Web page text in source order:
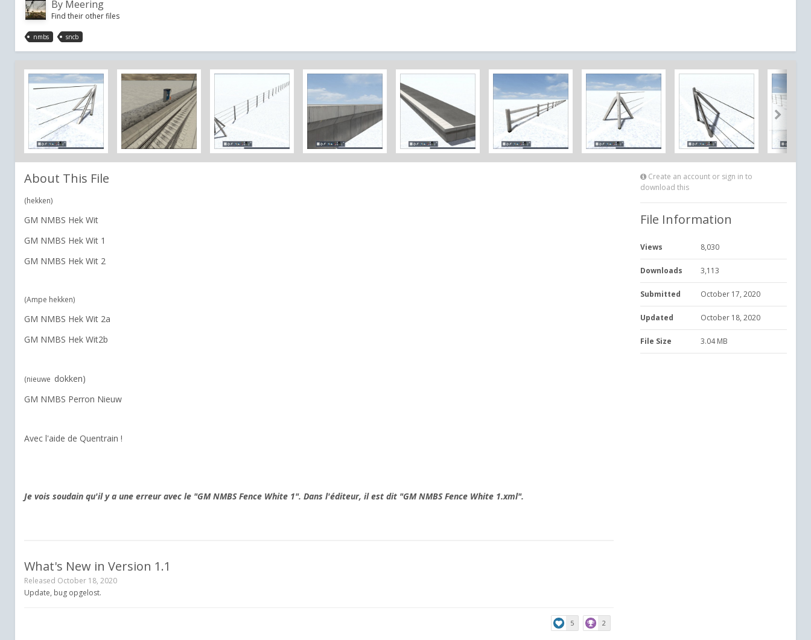
By Meering
Find their other files
nmbs sncb
About This File
(hekken)
GM NMBS Hek Wit
GM NMBS Hek Wit 1
GM NMBS Hek Wit 2
(Ampe hekken)
GM NMBS Hek Wit 2a
GM NMBS Hek Wit2b
(nieuwe dokken)
GM NMBS Perron Nieuw
Avec l'aide de Quentrain !
Je vois soudain qu'il y a une erreur avec le "GM NMBS Fence White 1". Dans l'éditeur, il est dit "GM NMBS Fence White 1.xml".
What's New in Version 1.1
Released October 18, 2020
Update, bug opgelost.
5 2
Create an account or sign in to
download this
File Information
Views 8,030
Downloads 3,113
Submitted October 17, 2020
Updated October 18, 2020
File Size 3.04 MB